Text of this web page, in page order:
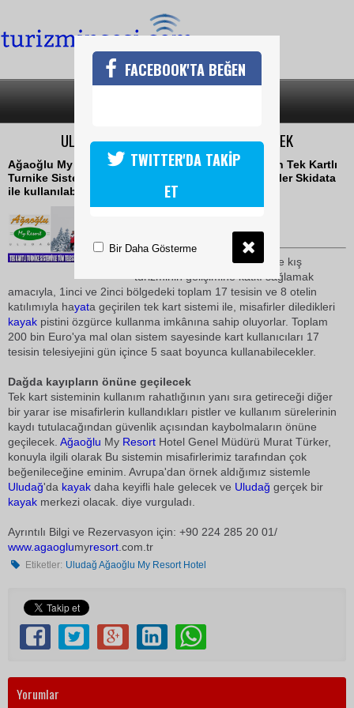
ULUDAĞDA KAYIPLARIN ÖNÜNE GEÇİLECEK
Ağaoğlu My Resort Hotel'in önderliğinde başlatılan Tek Kartlı
Turnike Sistemi sayesinde Uludağ'da tüm telesiyejler Skidata
ile kullanılabilecek
keyfine keyif katmak ve kış
turizminin gelişimine katkı sağlamak
amacıyla, 1inci ve 2inci bölgedeki toplam 17 tesisin ve 8 otelin
katılımıyla hayata geçirilen tek kart sistemi ile, misafirler diledikleri
kayak pistini özgürce kullanma imkânına sahip oluyorlar. Toplam
200 bin Euro'ya mal olan sistem sayesinde kart kullanıcıları 17
tesisin telesiyejini gün içince 5 saat boyunca kullanabilecekler.
Dağda kayıpların önüne geçilecek
Tek kart sisteminin kullanım rahatlığının yanı sıra getireceği diğer
bir yarar ise misafirlerin kullandıkları pistler ve kullanım sürelerinin
kaydı tutulacağından güvenlik açısından kaybolmaların önüne
geçilecek. Ağaoğlu My Resort Hotel Genel Müdürü Murat Türker,
konuyla ilgili olarak Bu sistemin misafirlerimiz tarafından çok
beğenileceğine eminim. Avrupa'dan örnek aldığımız sistemle
Uludağ'da kayak daha keyifli hale gelecek ve Uludağ gerçek bir
kayak merkezi olacak. diye vurguladı.
Ayrıntılı Bilgi ve Rezervasyon için: +90 224 285 20 01/
www.agaoglumyresort .com.tr
Etiketler: Uludağ Ağaoğlu My Resort Hotel
Yorumlar
FACEBOOK'TA BEĞEN
TWITTER'DA TAKİP
ET
Bir Daha Gösterme